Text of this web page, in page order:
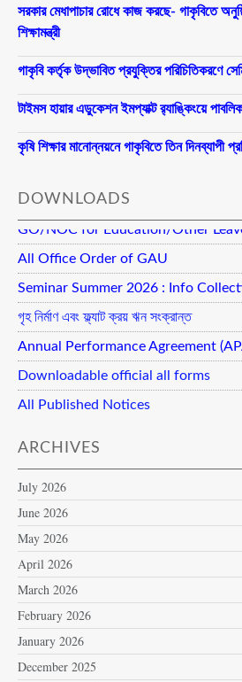
সরকার মেধাপাচার রোধে কাজ করছে- গাকৃবিতে
শিক্ষামন্ত্রী
গাকৃবি কর্তৃক উদ্ভাবিত প্রযুক্তির পরিচিতিকরণে
টাইমস হায়ার এডুকেশন ইমপ্যাক্ট র‍্যাঙ্কিংয়ে পাবলিক
কৃষি শিক্ষার মানোন্নয়নে গাকৃবিতে তিন দিনব্যাপী
DOWNLOADS
GO/NOC for Education/Other
All Office Order of GAU
Seminar Summer 2026 : Info
গৃহ নির্মাণ এবং ফ্ল্যাট ক্রয় ঋন সংক্রান্ত
Annual Performance Agreement
Downloadable official all forms
All Published Notices
ARCHIVES
July 2026
June 2026
May 2026
April 2026
March 2026
February 2026
January 2026
December 2025